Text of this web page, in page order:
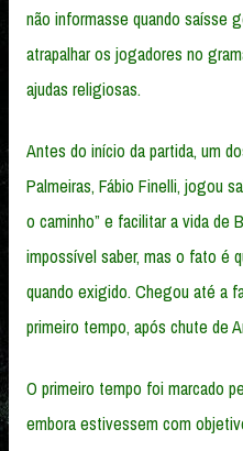
não informasse quando saísse
atrapalhar os jogadores no
ajudas religiosas.
Antes do início da partida, um
Palmeiras, Fábio Finelli, jogou
o caminho” e facilitar a vida de
impossível saber, mas o fato é
quando exigido. Chegou até a
primeiro tempo, após chute de
O primeiro tempo foi marcado
embora estivessem com